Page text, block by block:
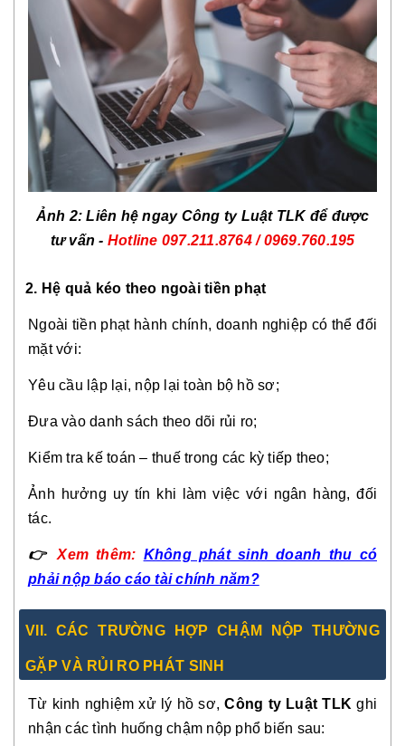
Ảnh 2: Liên hệ ngay Công ty Luật TLK để được
tư vấn - Hotline 097.211.8764 / 0969.760.195
2. Hệ quả kéo theo ngoài tiền phạt
Ngoài tiền phạt hành chính, doanh nghiệp có thể đối
mặt với:
Yêu cầu lập lại, nộp lại toàn bộ hồ sơ;
Đưa vào danh sách theo dõi rủi ro;
Kiểm tra kế toán – thuế trong các kỳ tiếp theo;
Ảnh hưởng uy tín khi làm việc với ngân hàng, đối
tác.
👉 Xem thêm: Không phát sinh doanh thu có
phải nộp báo cáo tài chính năm?
VII. CÁC TRƯỜNG HỢP CHẬM NỘP THƯỜNG
GẶP VÀ RỦI RO PHÁT SINH
Từ kinh nghiệm xử lý hồ sơ,Công ty Luật TLK ghi
nhận các tình huống chậm nộp phổ biến sau: